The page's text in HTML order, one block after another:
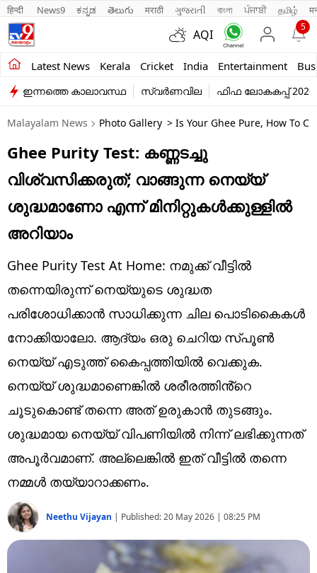
हिन्दी News9 ಕನ್ನಡ తెలుగు मराठी ગુજરાતી বাংলা ਪੰਜਾਬੀ தமிழ்
AQI
5
Latest News Kerala Cricket India Entertainment
Kerala
India
Entertainment
Business
Education
Sports
Lifestyle
world
Technology
Religion
Web Story
Photo
Short Videos
ഇന്നത്തെ കാലാവസ്ഥ സ്വർണവില ഫിഫ ലോകകപ്പ് 2026
Malayalam News Photo Gallery > Is Your Ghee Pure, How To
Ghee Purity Test: കണ്ണടച്ചു
വിശ്വസിക്കരുത്; വാങ്ങുന്ന നെയ്യ്
ശുദ്ധമാണോ എന്ന് മിനിറ്റുകൾക്കുള്ളിൽ
അറിയാം
Ghee Purity Test At Home: നമുക്ക് വീട്ടിൽ
തന്നെയിരുന്ന് നെയ്യുടെ ശുദ്ധത
പരിശോധിക്കാൻ സാധിക്കുന്ന ചില പൊടികൈകൾ
നോക്കിയാലോ. ആദ്യം ഒരു ചെറിയ സ്പൂൺ
നെയ്യ് എടുത്ത് കൈപ്പത്തിയിൽ വെക്കുക.
നെയ്യ് ശുദ്ധമാണെങ്കിൽ ശരീരത്തിൻ്റെ
ചൂടുകൊണ്ട് തന്നെ അത് ഉരുകാൻ തുടങ്ങും.
ശുദ്ധമായ നെയ്യ് വിപണിയിൽ നിന്ന് ലഭിക്കുന്നത്
അപൂർവമാണ്. അല്ലെങ്കിൽ ഇത് വീട്ടിൽ തന്നെ
നമ്മൾ തയ്യാറാക്കണം.
Neethu Vijayan | Published:20 May 2026 | 08:25 PM